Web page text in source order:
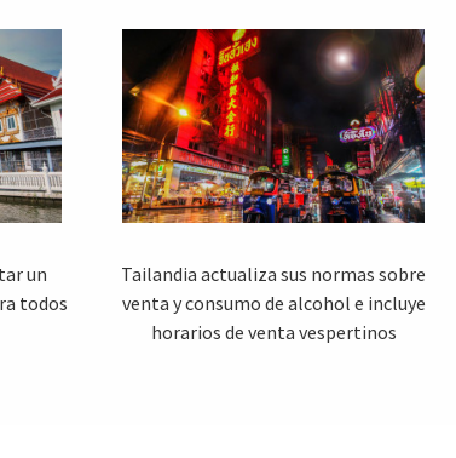
un
todos
Tailandia actualiza sus normas sobre
venta y consumo de alcohol e incluye
horarios de venta vespertinos